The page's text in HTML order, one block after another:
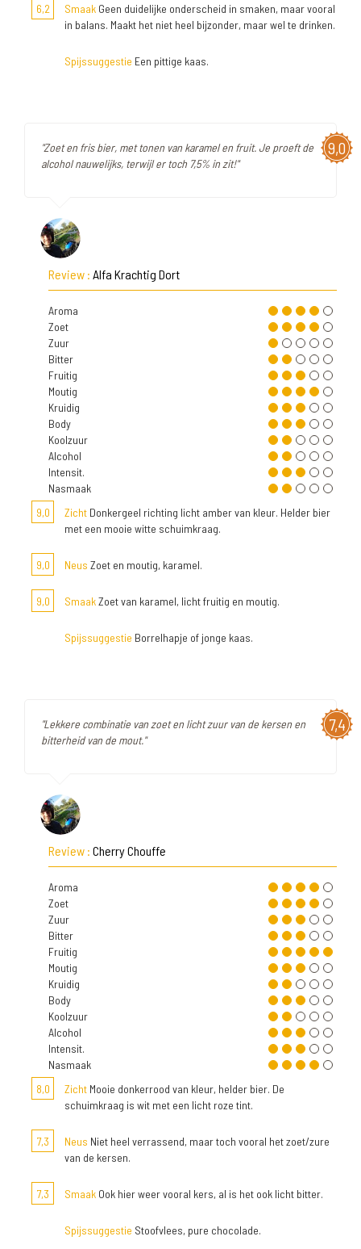
6,2 Smaak Geen duidelijke onderscheid in smaken, maar vooral
in balans. Maakt het niet heel bijzonder, maar wel te drinken.
Spijssuggestie Een pittige kaas.
9,0
"Zoet en fris bier, met tonen van karamel en fruit. Je proeft de
alcohol nauwelijks, terwijl er toch 7,5% in zit!"
Review : Alfa Krachtig Dort
Aroma
Zoet
Zuur
Bitter
Fruitig
Moutig
Kruidig
Body
Koolzuur
Alcohol
Intensit.
Nasmaak
9,0
Zicht Donkergeel richting licht amber van kleur. Helder bier
met een mooie witte schuimkraag.
9,0 Neus Zoet en moutig, karamel.
9,0 SmaakZoet van karamel, licht fruitig en moutig.
Spijssuggestie Borrelhapje of jonge kaas.
7,4
"Lekkere combinatie van zoet en licht zuur van de kersen en
bitterheid van de mout."
Review : Cherry Chouffe
Aroma
Zoet
Zuur
Bitter
Fruitig
Moutig
Kruidig
Body
Koolzuur
Alcohol
Intensit.
Nasmaak
8,0
Zicht Mooie donkerrood van kleur, helder bier. De
schuimkraag is wit met een licht roze tint.
7,3 Neus Niet heel verrassend, maar toch vooral het zoet/zure
van de kersen.
7,3 Smaak Ook hier weer vooral kers, al is het ook licht bitter.
Spijssuggestie Stoofvlees, pure chocolade.